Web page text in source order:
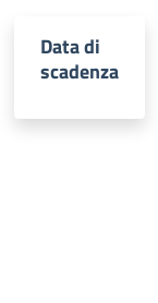
Data di
scadenza